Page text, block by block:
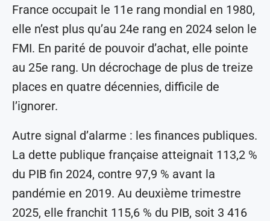
France occupait le 11e rang mondial en 1980,
elle n’est plus qu’au 24e rang en 2024 selon le
FMI. En parité de pouvoir d’achat, elle pointe
au 25e rang. Un décrochage de plus de treize
places en quatre décennies, difficile de
l’ignorer.
Autre signal d’alarme : les finances publiques.
La dette publique française atteignait 113,2 %
du PIB fin 2024, contre 97,9 % avant la
pandémie en 2019. Au deuxième trimestre
2025, elle franchit 115,6 % du PIB, soit 3 416